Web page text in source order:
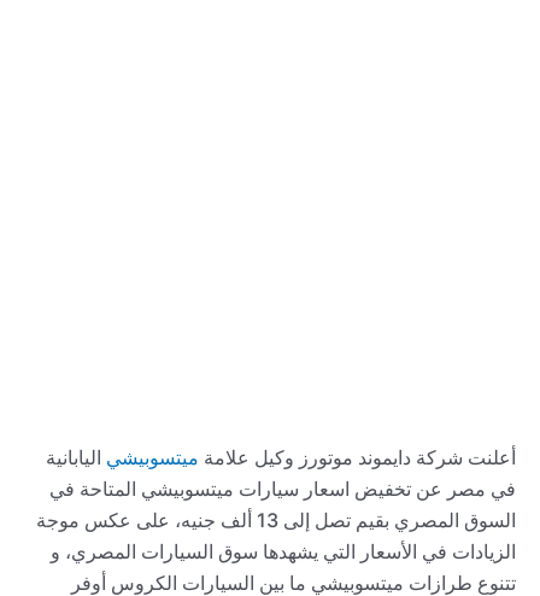
أعلنت شركة دايموند موتورز وكيل علامة ميتسوبيشي اليابانية
في مصر عن تخفيض اسعار سيارات ميتسوبيشي المتاحة في
السوق المصري بقيم تصل إلى 13 ألف جنيه، على عكس موجة
الزيادات في الأسعار التي يشهدها سوق السيارات المصري، و
تتنوع طرازات ميتسوبيشي ما بين السيارات الكروس أوفر